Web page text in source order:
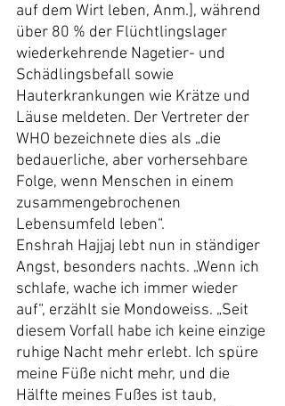
auf dem Wirt leben, Anm.], während
über 80 % der Flüchtlingslager
wiederkehrende Nagetier- und
Schädlingsbefall sowie
Hauterkrankungen wie Krätze und
Läuse meldeten. Der Vertreter der
WHO bezeichnete dies als „die
bedauerliche, aber vorhersehbare
Folge, wenn Menschen in einem
zusammengebrochenen
Lebensumfeld leben“.
Enshrah Hajjaj lebt nun in ständiger
Angst, besonders nachts. „Wenn ich
schlafe, wache ich immer wieder
auf“, erzählt sie Mondoweiss. „Seit
diesem Vorfall habe ich keine einzige
ruhige Nacht mehr erlebt. Ich spüre
meine Füße nicht mehr, und die
Hälfte meines Fußes ist taub,